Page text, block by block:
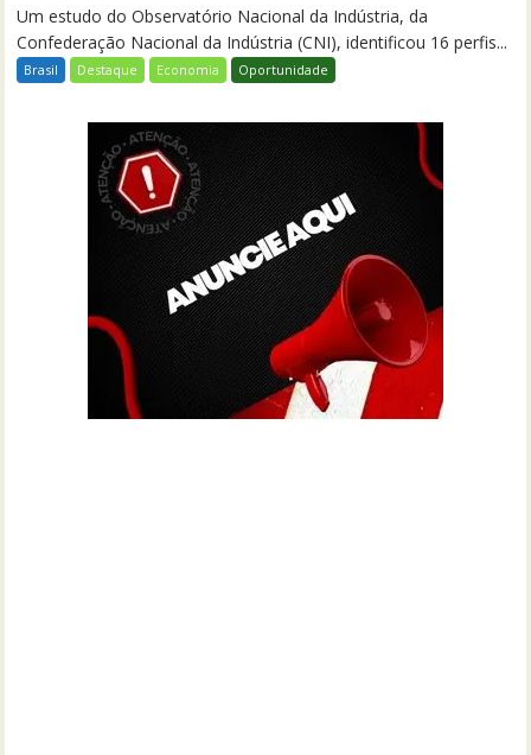
Um estudo do Observatório Nacional da Indústria, da
Confederação Nacional da Indústria (CNI), identificou 16 perfis...
Brasil Destaque Economia Oportunidade